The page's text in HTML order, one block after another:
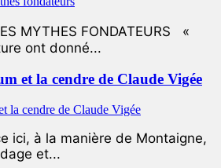
MYTHES FONDATEURS «
ont donné...
et la cendre de Claude Vigée
ici, à la manière de Montaigne,
et...